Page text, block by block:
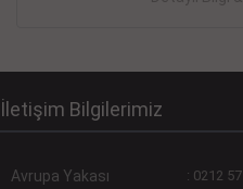
İletişim Bilgilerimiz
Avrupa Yakası : 0212
Devamını Gör